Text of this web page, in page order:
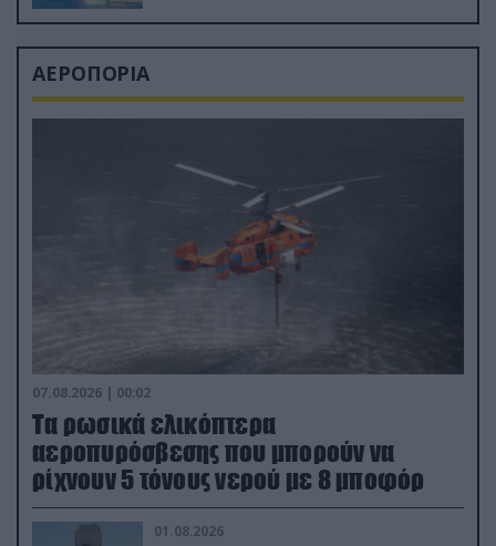
ΑΕΡΟΠΟΡΙΑ
07.08.2026 | 00:02
Τα ρωσικά ελικόπτερα
αεροπυρόσβεσης που μπορούν να
ρίχνουν 5 τόνους νερού με 8 μποφόρ
01.08.2026